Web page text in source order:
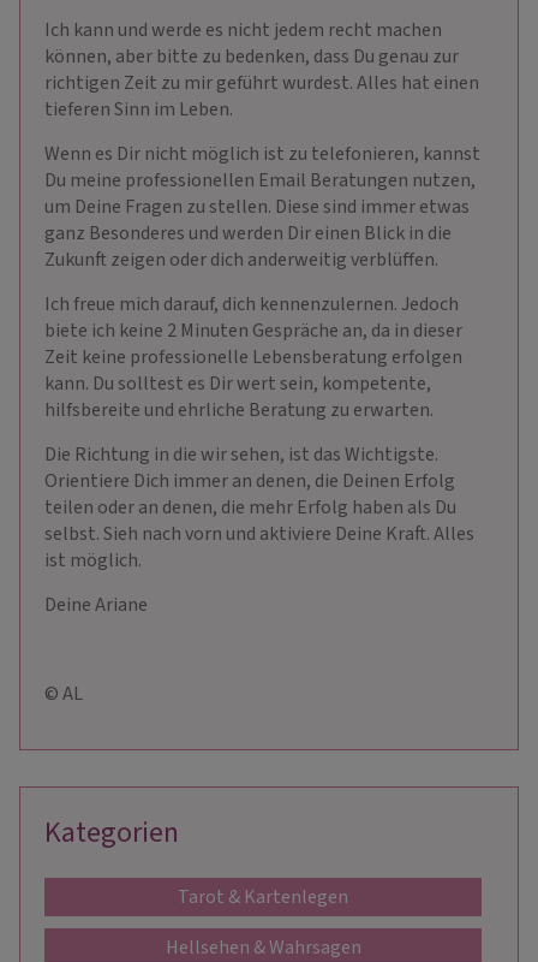
Ich kann und werde es nicht jedem recht machen
können, aber bitte zu bedenken, dass Du genau zur
richtigen Zeit zu mir geführt wurdest. Alles hat einen
tieferen Sinn im Leben.
Wenn es Dir nicht möglich ist zu telefonieren, kannst
Du meine professionellen Email Beratungen nutzen,
um Deine Fragen zu stellen. Diese sind immer etwas
ganz Besonderes und werden Dir einen Blick in die
Zukunft zeigen oder dich anderweitig verblüffen.
Ich freue mich darauf, dich kennenzulernen. Jedoch
biete ich keine 2 Minuten Gespräche an, da in dieser
Zeit keine professionelle Lebensberatung erfolgen
kann. Du solltest es Dir wert sein, kompetente,
hilfsbereite und ehrliche Beratung zu erwarten.
Die Richtung in die wir sehen, ist das Wichtigste.
Orientiere Dich immer an denen, die Deinen Erfolg
teilen oder an denen, die mehr Erfolg haben als Du
selbst. Sieh nach vorn und aktiviere Deine Kraft. Alles
ist möglich.
Deine Ariane
© AL
Kategorien
Tarot & Kartenlegen
Hellsehen & Wahrsagen